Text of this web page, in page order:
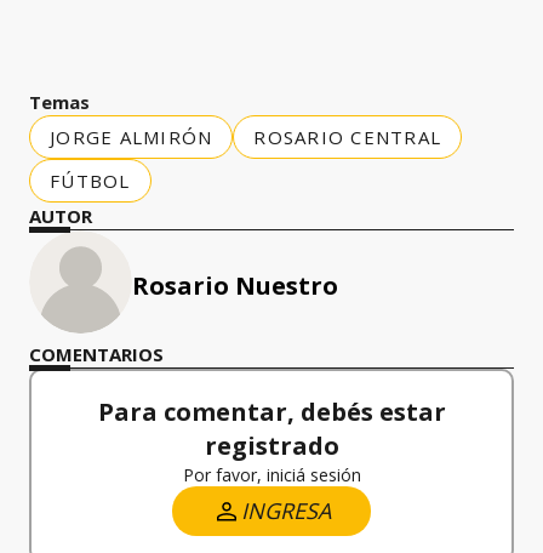
Temas
JORGE ALMIRÓN
ROSARIO CENTRAL
FÚTBOL
AUTOR
Rosario Nuestro
COMENTARIOS
Para comentar, debés estar
registrado
Por favor, iniciá sesión
INGRESA